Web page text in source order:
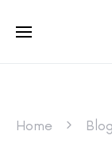
Home Blog